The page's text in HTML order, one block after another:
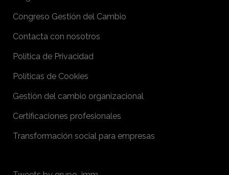
Congreso Gestión del Cambio
Contacta con nosotros
Política de Privacidad
Políticas de Cookies
Gestión del cambio organizacional
Certificaciones profesionales
Transformación social para empresas